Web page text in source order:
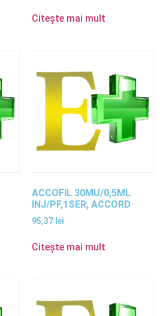
Citește mai mult
ACCOFIL 30MU/0,5ML
INJ/PF,1SER, ACCORD
95,37 lei
Citește mai mult